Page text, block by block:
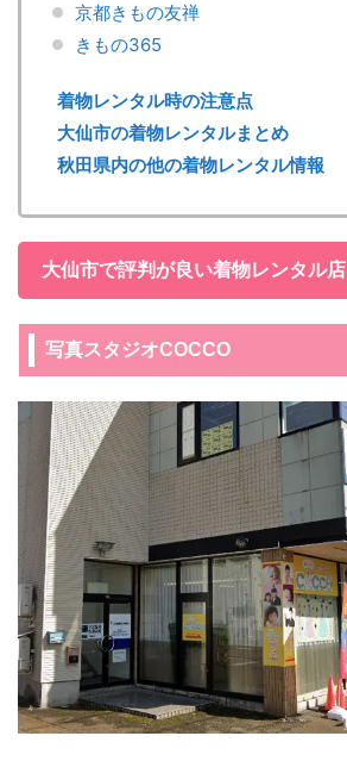
京都きもの友禅
きもの365
着物レンタル時の注意点
大仙市の着物レンタルまとめ
秋田県内の他の着物レンタル情報
大仙市で評判が良い着物レンタル店
写真スタジオCOCCO